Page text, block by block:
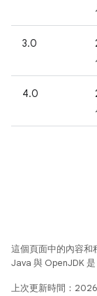
3.0
4.0
這個頁面中的內容和
Java 與 OpenJDK
上次更新時間：